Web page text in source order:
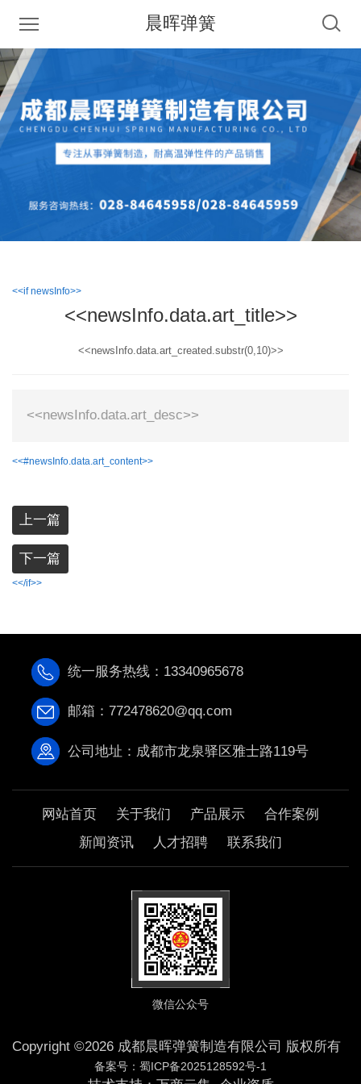
晨晖弹簧
<<if newsInfo>>
<<newsInfo.data.art_title>>
<<newsInfo.data.art_created.substr(0,10)>>
<<newsInfo.data.art_desc>>
<<#newsInfo.data.art_content>>
上一篇
下一篇
<</if>>
统一服务热线：13340965678
邮箱：772478620@qq.com
公司地址：成都市龙泉驿区雅士路119号
网站首页 关于我们 产品展示
合作案例
新闻资讯
人才招聘 联系我们
微信公众号
Copyright ©2026 成都晨晖弹簧制造有限公司 版权所有
备案号：蜀ICP备2025128592号-1